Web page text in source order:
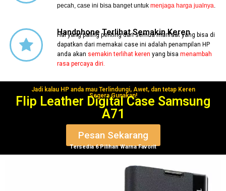
pecah, case ini bisa banget untukmenjaga harga jualnya.
Handphone Terlihat Semakin Keren
Hal yang paling penting dari semua manfaat yang bisa di
dapatkan dari memakai case ini adalah penampilan HP
anda akan semakin terlihat keren yang bisamenambah
rasa percaya diri.
Jadi kalau HP anda mau Terlindungi, Awet, dan tetap Keren
Segera Gunakan!
Flip Leather Digital Case Samsung
A71
Pesan Sekarang
Tersedia 6 Pilihan Warna Favorit